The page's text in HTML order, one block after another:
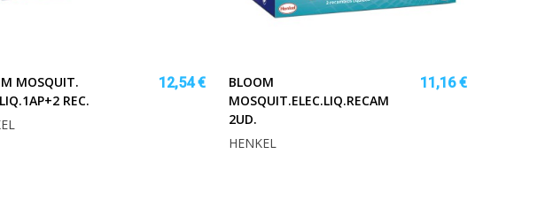
MOSQUIT.
REC.
12,54 €
BLOOM
MOSQUIT.ELEC.LIQ.RECAM
2UD.
11,16 €
HENKEL